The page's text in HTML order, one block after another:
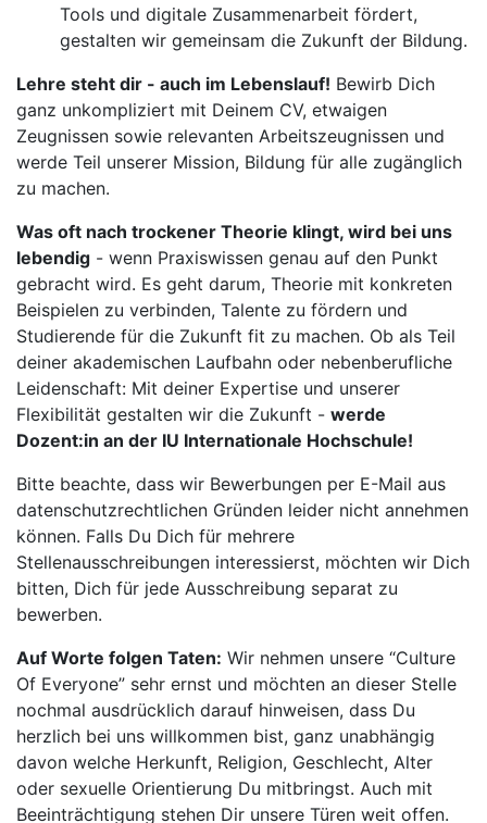
Tools und digitale Zusammenarbeit fördert,
gestalten wir gemeinsam die Zukunft der Bildung.
Lehre steht dir - auch im Lebenslauf! Bewirb Dich
ganz unkompliziert mit Deinem CV, etwaigen
Zeugnissen sowie relevanten Arbeitszeugnissen und
werde Teil unserer Mission, Bildung für alle zugänglich
zu machen.
Was oft nach trockener Theorie klingt, wird bei uns
lebendig - wenn Praxiswissen genau auf den Punkt
gebracht wird. Es geht darum, Theorie mit konkreten
Beispielen zu verbinden, Talente zu fördern und
Studierende für die Zukunft fit zu machen. Ob als Teil
deiner akademischen Laufbahn oder nebenberufliche
Leidenschaft: Mit deiner Expertise und unserer
Flexibilität gestalten wir die Zukunft - werde
Dozent:in an der IU Internationale Hochschule!
Bitte beachte, dass wir Bewerbungen per E-Mail aus
datenschutzrechtlichen Gründen leider nicht annehmen
können. Falls Du Dich für mehrere
Stellenausschreibungen interessierst, möchten wir Dich
bitten, Dich für jede Ausschreibung separat zu
bewerben.
Auf Worte folgen Taten: Wir nehmen unsere “Culture
Of Everyone” sehr ernst und möchten an dieser Stelle
nochmal ausdrücklich darauf hinweisen, dass Du
herzlich bei uns willkommen bist, ganz unabhängig
davon welche Herkunft, Religion, Geschlecht, Alter
oder sexuelle Orientierung Du mitbringst. Auch mit
Beeinträchtigung stehen Dir unsere Türen weit offen.